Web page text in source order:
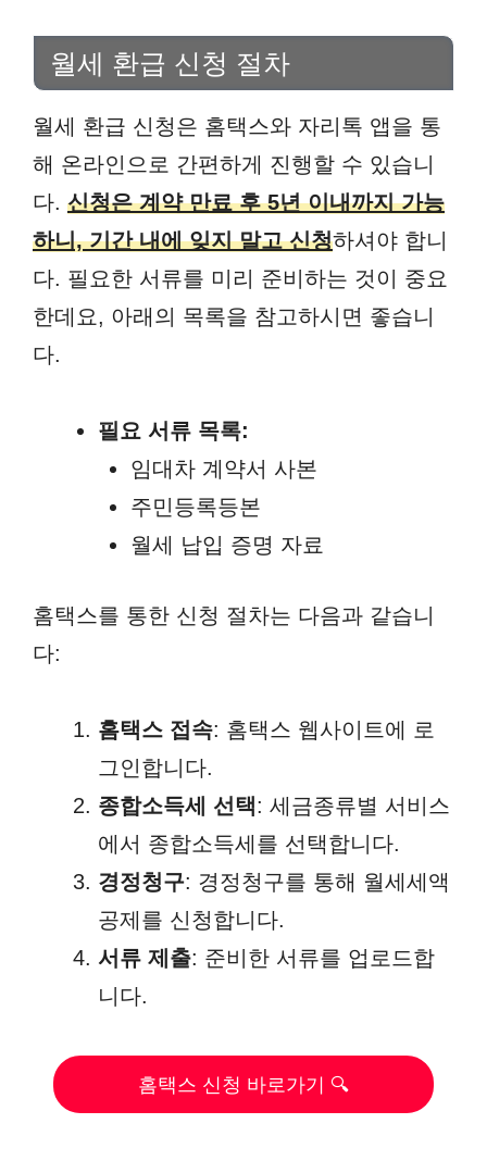
월세 환급 신청 절차
월세 환급 신청은 홈택스와 자리톡 앱을 통
해 온라인으로 간편하게 진행할 수 있습니
다. 신청은 계약 만료 후 5년 이내까지 가능
하니, 기간 내에 잊지 말고 신청하셔야 합니
다. 필요한 서류를 미리 준비하는 것이 중요
한데요, 아래의 목록을 참고하시면 좋습니
다.
필요 서류 목록:
임대차 계약서 사본
주민등록등본
월세 납입 증명 자료
홈택스를 통한 신청 절차는 다음과 같습니
다:
홈택스 접속: 홈택스 웹사이트에 로
그인합니다.
종합소득세 선택: 세금종류별 서비스
에서 종합소득세를 선택합니다.
경정청구: 경정청구를 통해 월세세액
공제를 신청합니다.
서류 제출: 준비한 서류를 업로드합
니다.
홈택스 신청 바로가기 🔍